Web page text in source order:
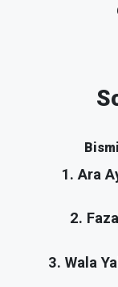
1. Ara
2.
3. Wala